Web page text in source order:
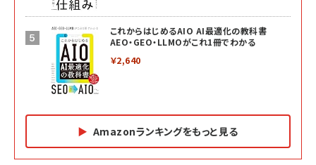
これからはじめるAIO AI最適化の教科書
AEO・GEO・LLMOがこれ1冊でわかる
￥2,640
Amazonランキングをもっと見る